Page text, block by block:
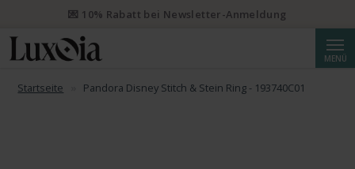
MENÜ
Startseite Pandora Disney Stitch & Stein Ring - 193740C01
💌 10% Rabatt bei Newsletter-Anmeldung